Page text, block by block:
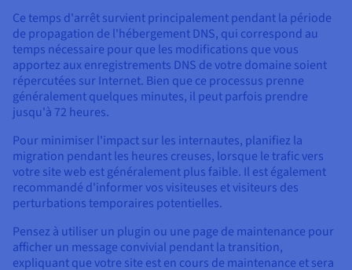
Ce temps d'arrêt survient principalement pendant la période
de propagation de l'hébergement DNS, qui correspond au
temps nécessaire pour que les modifications que vous
apportez aux enregistrements DNS de votre domaine soient
répercutées sur Internet. Bien que ce processus prenne
généralement quelques minutes, il peut parfois prendre
jusqu'à 72 heures.
Pour minimiser l'impact sur les internautes, planifiez la
migration pendant les heures creuses, lorsque le trafic vers
votre site web est généralement plus faible. Il est également
recommandé d'informer vos visiteuses et visiteurs des
perturbations temporaires potentielles.
Pensez à utiliser un plugin ou une page de maintenance pour
afficher un message convivial pendant la transition,
expliquant que votre site est en cours de maintenance et sera